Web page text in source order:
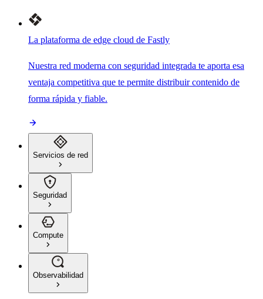
La plataforma de edge cloud de Fastly
Nuestra red moderna con seguridad integrada te aporta esa
ventaja competitiva que te permite distribuir contenido de
forma rápida y fiable.
Servicios de red
Seguridad
Compute
Observabilidad